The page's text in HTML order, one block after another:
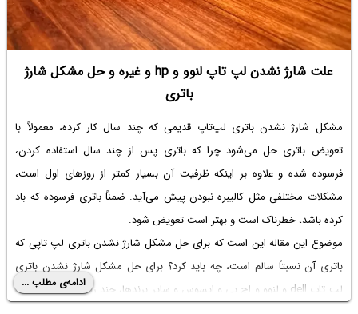
علت شارژ نشدن لپ تاپ لنوو و hp و غیره و حل مشکل شارژ
باتری
مشکل شارژ نشدن باتری لپ‌تاپ قدیمی که چند سال کار کرده، معمولاً با
تعویض باتری حل می‌شود چرا که باتری پس از چند سال استفاده کردن،
فرسوده شده و علاوه بر اینکه ظرفیت آن بسیار کمتر از روزهای اول است،
مشکلات مختلفی مثل کالیبره نبودن پیش می‌آید. ضمناً باتری فرسوده که باد
کرده باشد، خطرناک است و بهتر است تعویض شود.
موضوع این مقاله این است که برای حل مشکل شارژ نشدن باتری لپ تاپی که
باتری آن نسبتاً سالم است، چه باید کرد؟ برای حل مشکل شارژ نشدن باتری
لپ تاپ dell
و لنوو و اچ پی و ایسوس و سایر برندها، چند راهکار و ترفند ساده
ادامه‌ی مطلب ...